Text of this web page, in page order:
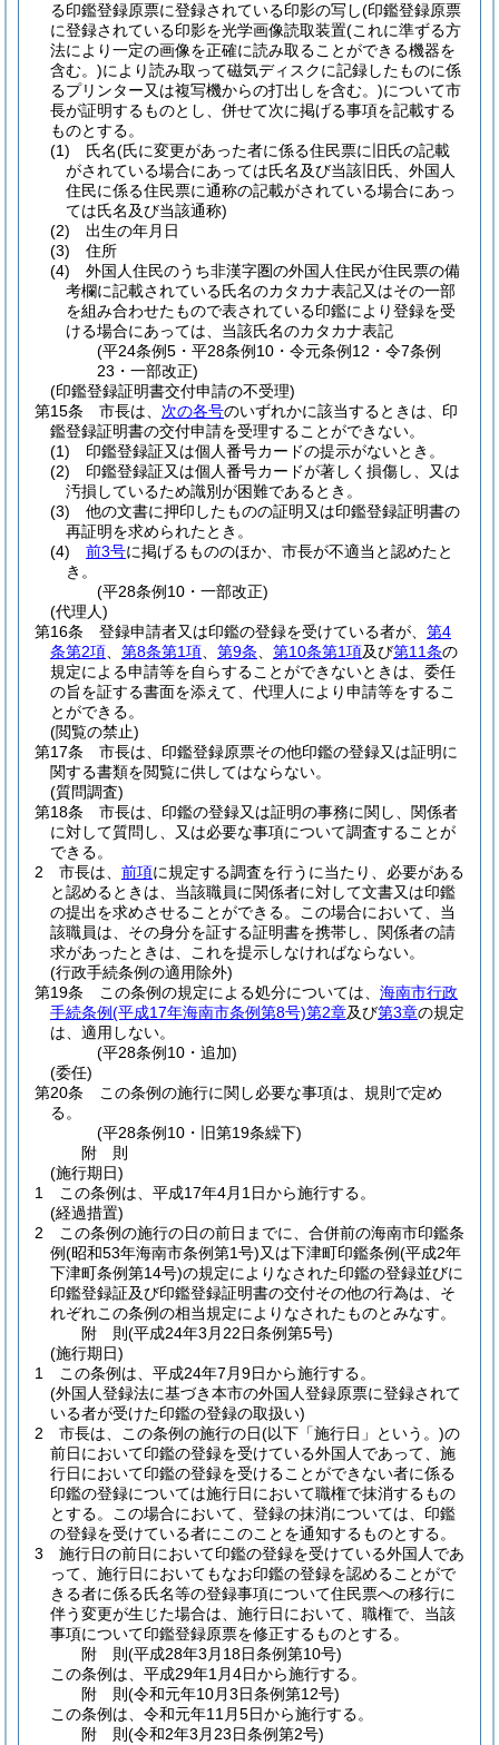
る印鑑登録原票に登録されている印影の写し(印鑑登録原票
に登録されている印影を光学画像読取装置(これに準ずる方
法により一定の画像を正確に読み取ることができる機器を
含む。)により読み取って磁気ディスクに記録したものに係
るプリンター又は複写機からの打出しを含む。)について市
長が証明するものとし、併せて次に掲げる事項を記載する
ものとする。
(1)
氏名(氏に変更があった者に係る住民票に旧氏の記載
がされている場合にあっては氏名及び当該旧氏、外国人
住民に係る住民票に通称の記載がされている場合にあっ
ては氏名及び当該通称)
(2)
出生の年月日
(3)
住所
(4)
外国人住民のうち非漢字圏の外国人住民が住民票の備
考欄に記載されている氏名のカタカナ表記又はその一部
を組み合わせたもので表されている印鑑により登録を受
ける場合にあっては、当該氏名のカタカナ表記
(平24条例5・平28条例10・令元条例12・令7条例
23・一部改正)
(印鑑登録証明書交付申請の不受理)
第15条
市長は、 次の各号のいずれかに該当するときは、印
鑑登録証明書の交付申請を受理することができない。
(1)
印鑑登録証又は個人番号カードの提示がないとき。
(2)
印鑑登録証又は個人番号カードが著しく損傷し、又は
汚損しているため識別が困難であるとき。
(3)
他の文書に押印したものの証明又は印鑑登録証明書の
再証明を求められたとき。
(4)
前3号に掲げるもののほか、市長が不適当と認めたと
き。
(平28条例10・一部改正)
(代理人)
第16条
登録申請者又は印鑑の登録を受けている者が、 第4
条第2項
第8条第1項 第9条 第10条第1項及び第11条の
規定による申請等を自らすることができないときは、委任
の旨を証する書面を添えて、代理人により申請等をするこ
とができる。
(閲覧の禁止)
第17条
市長は、印鑑登録原票その他印鑑の登録又は証明に
関する書類を閲覧に供してはならない。
(質問調査)
第18条
市長は、印鑑の登録又は証明の事務に関し、関係者
に対して質問し、又は必要な事項について調査することが
できる。
2
市長は、 前項に規定する調査を行うに当たり、必要がある
と認めるときは、当該職員に関係者に対して文書又は印鑑
の提出を求めさせることができる。
この場合において、当
該職員は、その身分を証する証明書を携帯し、関係者の請
求があったときは、これを提示しなければならない。
(行政手続条例の適用除外)
第19条
この条例の規定による処分については、 海南市行政
手続条例(平成17年海南市条例第8号)第2章及び第3章の規定
は、適用しない。
(平28条例10・追加)
(委任)
第20条
この条例の施行に関し必要な事項は、規則で定め
る。
(平28条例10・旧第19条繰下)
附 則
(施行期日)
1
この条例は、平成17年4月1日から施行する。
(経過措置)
2
この条例の施行の日の前日までに、合併前の海南市印鑑条
例(昭和53年海南市条例第1号)又は下津町印鑑条例(平成2年
下津町条例第14号)の規定によりなされた印鑑の登録並びに
印鑑登録証及び印鑑登録証明書の交付その他の行為は、そ
れぞれこの条例の相当規定によりなされたものとみなす。
附 則(平成24年3月22日条例第5号)
(施行期日)
1
この条例は、平成24年7月9日から施行する。
(外国人登録法に基づき本市の外国人登録原票に登録されて
いる者が受けた印鑑の登録の取扱い)
2
市長は、この条例の施行の日(以下「施行日」という。)の
前日において印鑑の登録を受けている外国人であって、施
行日において印鑑の登録を受けることができない者に係る
印鑑の登録については施行日において職権で抹消するもの
とする。
この場合において、登録の抹消については、印鑑
の登録を受けている者にこのことを通知するものとする。
3
施行日の前日において印鑑の登録を受けている外国人であ
って、施行日においてもなお印鑑の登録を認めることがで
きる者に係る氏名等の登録事項について住民票への移行に
伴う変更が生じた場合は、施行日において、職権で、当該
事項について印鑑登録原票を修正するものとする。
附 則(平成28年3月18日条例第10号)
この条例は、平成29年1月4日から施行する。
附 則(令和元年10月3日条例第12号)
この条例は、令和元年11月5日から施行する。
附 則(令和2年3月23日条例第2号)